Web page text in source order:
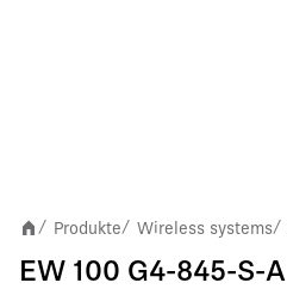
/ Produkte/ Wireless systems/
EW 100 G4-845-S-A